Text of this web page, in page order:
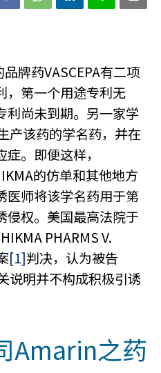
牌药VASCEPA有二项
，第一个用途专利无
利尚未到期。另一家学
产该药的学名药，并在
。即便这样，
的仿单和其他地方
医师将该学名药用于第
侵权。美国最高法院于
PHARMS V.
[1]判决，认为被告
说明并不构成积极引诱
Amarin之药